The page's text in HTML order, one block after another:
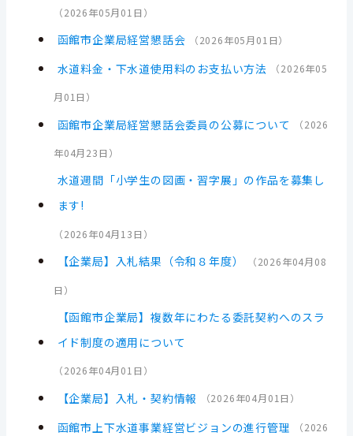
（2026年05月01日 ）
函館市企業局経営懇話会 （2026年05月01日）
水道料金・下水道使用料のお支払い方法 （2026年05
月01日 ）
函館市企業局経営懇話会委員の公募について （2026
年04月23日 ）
水道週間「小学生の図画・習字展」の作品を募集し
ます!
（2026年04月13日 ）
【企業局】入札結果（令和８年度） （2026年04月08
日 ）
【函館市企業局】複数年にわたる委託契約へのスラ
イド制度の適用について
（2026年04月01日 ）
【企業局】入札・契約情報 （2026年04月01日 ）
函館市上下水道事業経営ビジョンの進行管理 （2026